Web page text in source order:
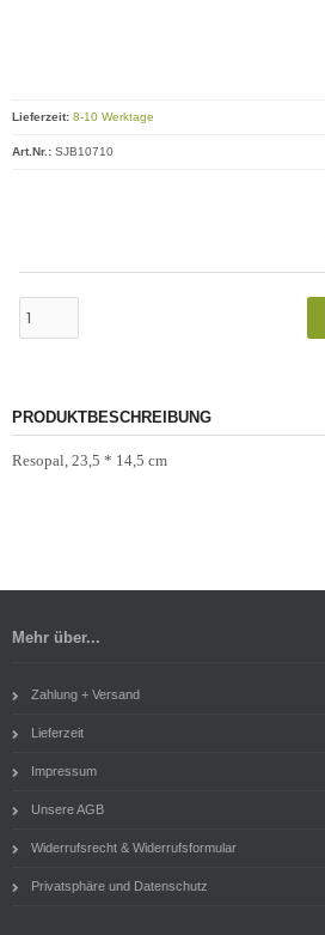
Lieferzeit: 8-10 Werktage
Art.Nr.: SJB10710
PRODUKTBESCHREIBUNG
Resopal, 23,5 * 14,5 cm
Mehr über...
Zahlung + Versand
Lieferzeit
Impressum
Unsere AGB
Widerrufsrecht & Widerrufsformular
Privatsphäre und Datenschutz